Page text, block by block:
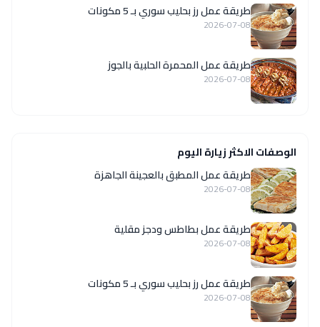
طريقة عمل رز بحليب سوري بـ 5 مكونات
2026-07-08
طريقة عمل المحمرة الحلبية بالجوز
2026-07-08
الوصفات الاكثر زيارة اليوم
طريقة عمل المطبق بالعجينة الجاهزة
2026-07-08
طريقة عمل بطاطس ودجز مقلية
2026-07-08
طريقة عمل رز بحليب سوري بـ 5 مكونات
2026-07-08